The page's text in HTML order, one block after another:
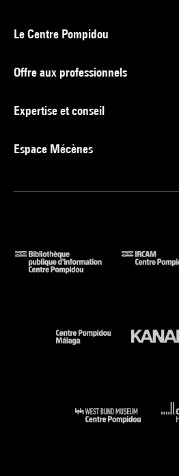
Le Centre Pompidou
Offre aux professionnels
Expertise et conseil
Espace Mécènes